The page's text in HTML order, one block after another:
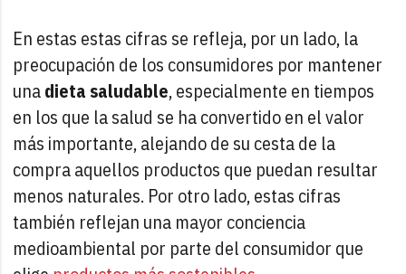
En estas estas cifras se refleja, por un lado, la
preocupación de los consumidores por mantener
unadieta saludable, especialmente en tiempos
en los que la salud se ha convertido en el valor
más importante, alejando de su cesta de la
compra aquellos productos que puedan resultar
menos naturales. Por otro lado, estas cifras
también reflejan una mayor conciencia
medioambiental por parte del consumidor que